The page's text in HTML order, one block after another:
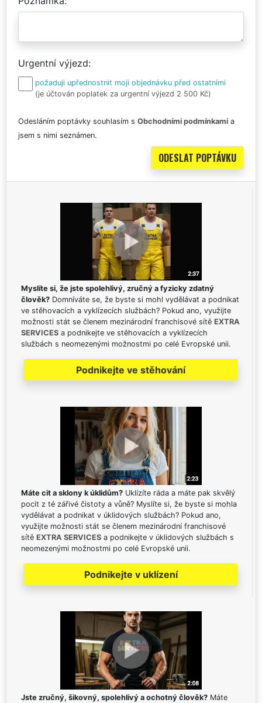
Urgentní výjezd
požaduji upřednostnit moji objednávku před ostatními
(je účtován poplatek za urgentní výjezd 2 500 Kč)
Odesláním poptávky souhlasím s Obchodními podmínkami a
jsem s nimi seznámen.
Myslíte si, že jste spolehlivý, zručný a fyzicky zdatný
člověk? Domníváte se, že byste si mohl vydělávat a podnikat
ve stěhovacích a vyklízecích službách? Pokud ano, využijte
možnosti stát se členem mezinárodní franchisové sítě EXTRA
SERVICES a podnikejte ve stěhovacích a vyklízecích
službách s neomezenými možnostmi po celé Evropské unii.
Podnikejte ve stěhování
Máte cit a sklony k úklidům? Uklízíte ráda a máte pak skvělý
pocit z té zářivé čistoty a vůně? Myslíte si, že byste si mohla
vydělávat a podnikat v úklidových službách? Pokud ano,
využijte možnosti stát se členem mezinárodní franchisové
sítě EXTRA SERVICES a podnikejte v úklidových službách s
neomezenými možnostmi po celé Evropské unii.
Podnikejte v uklízení
Jste zručný, šikovný, spolehlivý a ochotný člověk? Máte